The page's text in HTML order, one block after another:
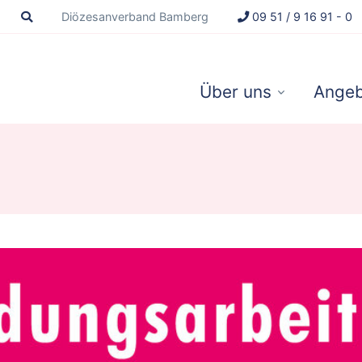
Diözesanverband Bamberg 09 51 / 9 16 91 - 0
Über uns